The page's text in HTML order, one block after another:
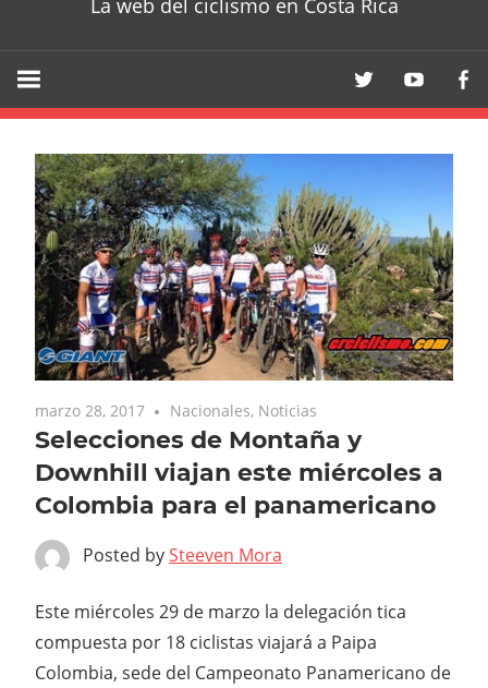
La web del ciclismo en Costa Rica
marzo 28, 2017 Nacionales, Noticias
Selecciones de Montaña y
Downhill viajan este miércoles a
Colombia para el panamericano
Posted bySteeven Mora
Este miércoles 29 de marzo la delegación tica
compuesta por 18 ciclistas viajará a Paipa
Colombia, sede del Campeonato Panamericano de